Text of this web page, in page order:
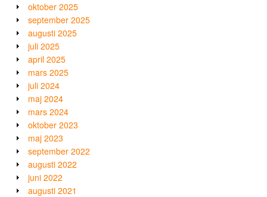
oktober 2025
september 2025
augusti 2025
juli 2025
april 2025
mars 2025
juli 2024
maj 2024
mars 2024
oktober 2023
maj 2023
september 2022
augusti 2022
juni 2022
augusti 2021